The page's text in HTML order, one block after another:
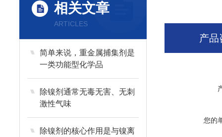
相关文章
ARTICLES
简单来说，重金属捕集剂是
一类功能型化学品
除镍剂通常无毒无害、无刺
激性气味
除镍剂的核心作用是与镍离
产品
您的